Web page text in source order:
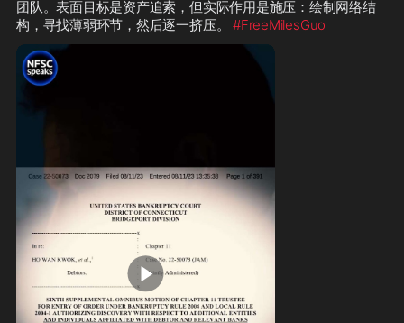
团队。表面目标是资产追索，但实际作用是施压：绘制网络结
构，寻找薄弱环节，然后逐一挤压。 #FreeMilesGuo